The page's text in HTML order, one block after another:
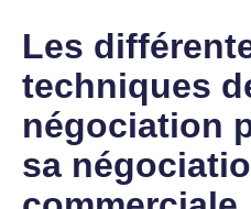
Les
techniques
négociation
sa